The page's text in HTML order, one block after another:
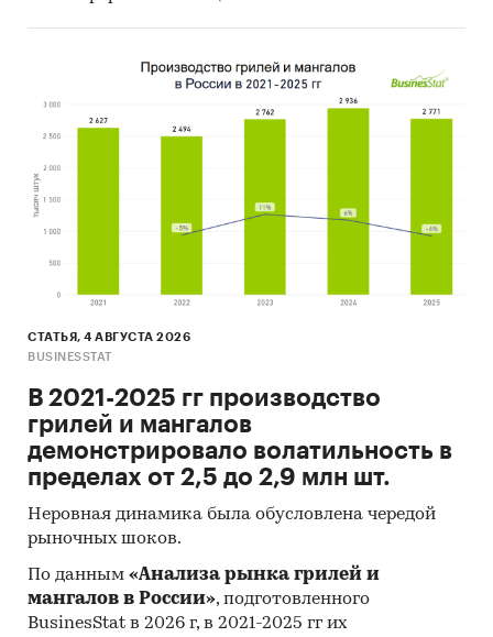
СТАТЬЯ, 4 АВГУСТА 2026
BUSINESSTAT
В 2021-2025 гг производство
грилей и мангалов
демонстрировало волатильность в
пределах от 2,5 до 2,9 млн шт.
Неровная динамика была обусловлена чередой
рыночных шоков.
По данным «Анализа рынка грилей и
мангалов в России», подготовленного
BusinesStat в 2026 г, в 2021-2025 гг их